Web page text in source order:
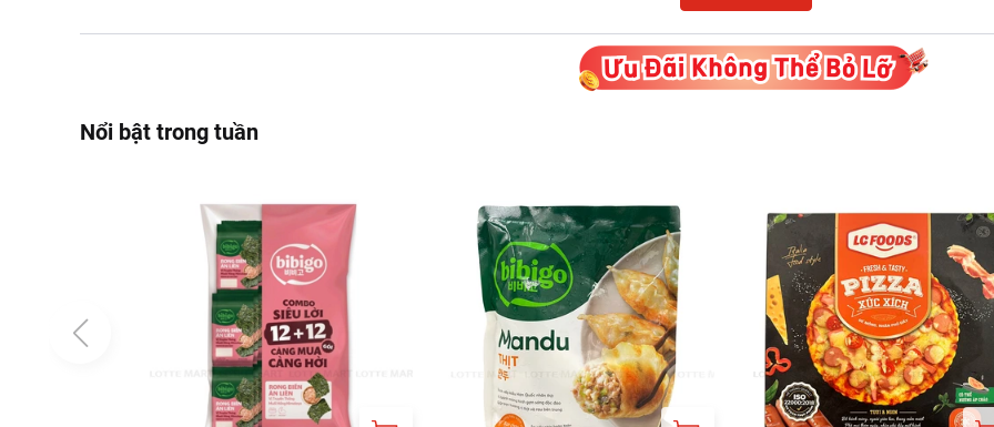
Nổi bật trong tuần